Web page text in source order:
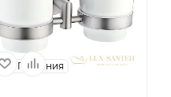
Германия